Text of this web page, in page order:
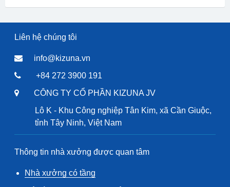
Liên hệ chúng tôi
info@kizuna.vn
+84 272 3900 191
CÔNG TY CỔ PHẦN KIZUNA JV
Lô K - Khu Công nghiệp Tân Kim, xã Cần Giuộc,
tỉnh Tây Ninh, Việt Nam
Thông tin nhà xưởng được quan tâm
Nhà xưởng có tầng